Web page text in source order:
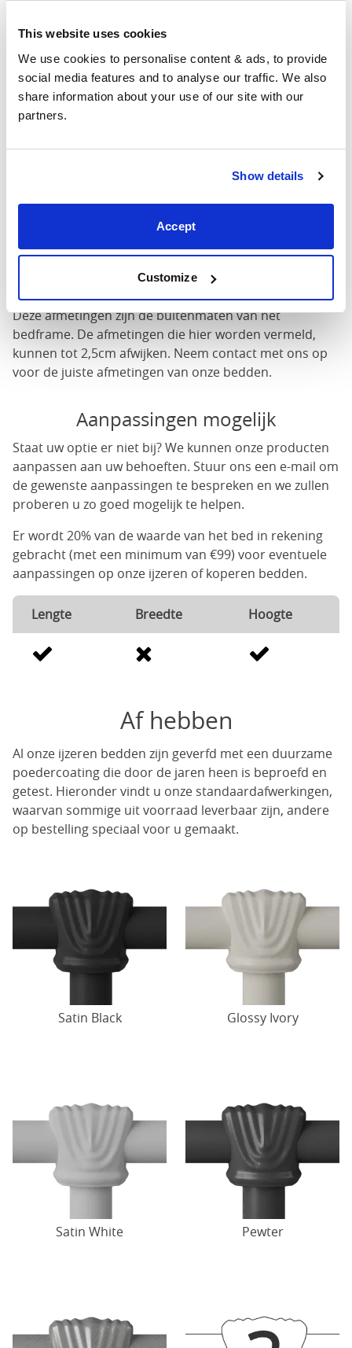
This website uses cookies
We use cookies to personalise content & ads, to provide
social media features and to analyse our traffic. We also
share information about your use of our site with our
partners.
Show details
Accept
Customize
X
200cm
65"
180cm
x
: De maat matras die nodig is voor dit bed
Lengte: De buitenste lengte van het bed
: De maximale hoogte van het
hoofdeinde van het bed
voeteneinde van het bed
Deze afmetingen zijn de buitenmaten van het
bedframe. De afmetingen die hier worden vermeld,
kunnen tot 2,5cm afwijken. Neem contact met ons op
voor de juiste afmetingen van onze bedden.
Aanpassingen mogelijk
Staat uw optie er niet bij? We kunnen onze producten
aanpassen aan uw behoeften. Stuur ons een e-mail om
de gewenste aanpassingen te bespreken en we zullen
proberen u zo goed mogelijk te helpen.
Er wordt 20% van de waarde van het bed in rekening
gebracht (met een minimum van €99) voor eventuele
aanpassingen op onze ijzeren of koperen bedden.
Lengte Breedte Hoogte
Af hebben
Al onze ijzeren bedden zijn geverfd met een duurzame
poedercoating die door de jaren heen is beproefd en
getest. Hieronder vindt u onze standaardafwerkingen,
waarvan sommige uit voorraad leverbaar zijn, andere
op bestelling speciaal voor u gemaakt.
Satin Black Glossy Ivory
Satin White Pewter